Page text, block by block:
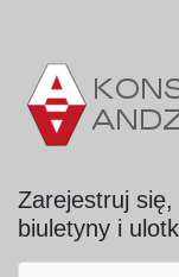
Zarejestruj
biuletyny i